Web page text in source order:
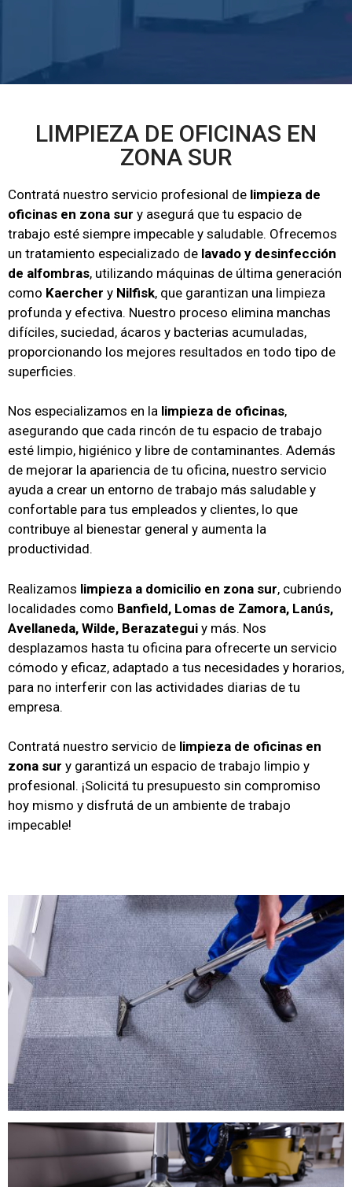
LIMPIEZA DE OFICINAS EN
ZONA SUR
Contratá nuestro servicio profesional de limpieza de
oficinas en zona sur y asegurá que tu espacio de
trabajo esté siempre impecable y saludable. Ofrecemos
un tratamiento especializado de lavado y desinfección
de alfombras, utilizando máquinas de última generación
como Kaercher y Nilfisk, que garantizan una limpieza
profunda y efectiva. Nuestro proceso elimina manchas
difíciles, suciedad, ácaros y bacterias acumuladas,
proporcionando los mejores resultados en todo tipo de
superficies.
Nos especializamos en la limpieza de oficinas,
asegurando que cada rincón de tu espacio de trabajo
esté limpio, higiénico y libre de contaminantes. Además
de mejorar la apariencia de tu oficina, nuestro servicio
ayuda a crear un entorno de trabajo más saludable y
confortable para tus empleados y clientes, lo que
contribuye al bienestar general y aumenta la
productividad.
Realizamos limpieza a domicilio en zona sur, cubriendo
localidades como Banfield, Lomas de Zamora, Lanús,
Avellaneda, Wilde, Berazategui y más. Nos
desplazamos hasta tu oficina para ofrecerte un servicio
cómodo y eficaz, adaptado a tus necesidades y horarios,
para no interferir con las actividades diarias de tu
empresa.
Contratá nuestro servicio de limpieza de oficinas en
zona sur y garantizá un espacio de trabajo limpio y
profesional. ¡Solicitá tu presupuesto sin compromiso
hoy mismo y disfrutá de un ambiente de trabajo
impecable!